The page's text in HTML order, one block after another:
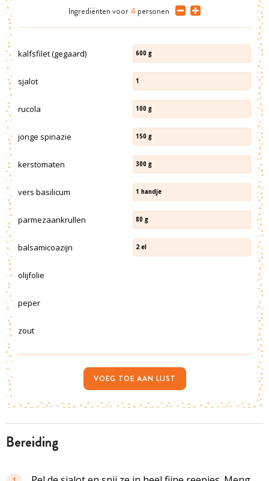
bereiding
Ingrediënten voor 4 personen
kalfsfilet (gegaard) 600 g
sjalot 1
rucola 100 g
jonge spinazie 150 g
kerstomaten 300 g
vers basilicum 1 handje
parmezaankrullen 80 g
balsamicoazijn 2 el
olijfolie
peper
zout
VOEG TOE AAN LIJST